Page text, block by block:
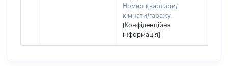
Номер квартири/
кімнати/гаражу:
[Конфіденційна
інформація]